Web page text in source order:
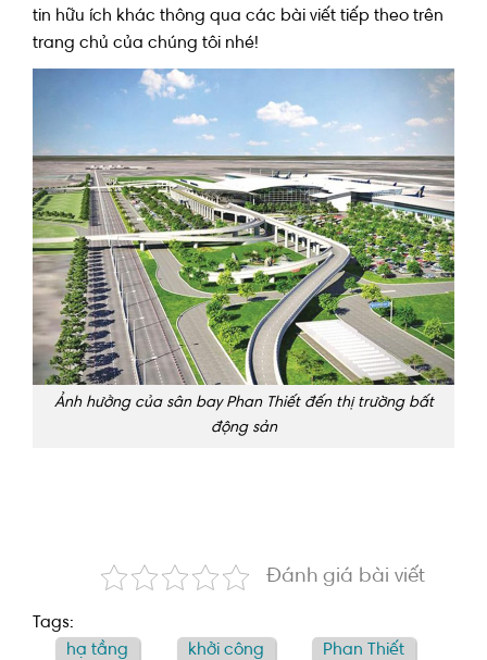
tin hữu ích khác thông qua các bài viết tiếp theo trên
trang chủ của chúng tôi nhé!
Ảnh hưởng của sân bay Phan Thiết đến thị trường bất
động sản
Đánh giá bài viết
Tags:
hạ tầng
khởi công
Phan Thiết